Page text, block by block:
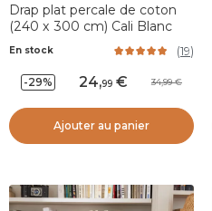
Drap plat percale de coton
(240 x 300 cm) Cali Blanc
En stock (19)
-29% 24,99 34,99
Ajouter au panier